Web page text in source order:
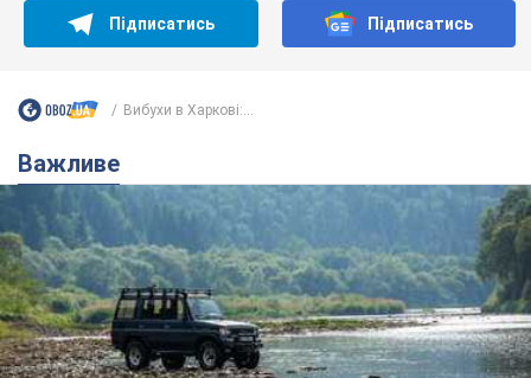
Підписатись Підписатись
Вибухи в Харкові:...
Важливе